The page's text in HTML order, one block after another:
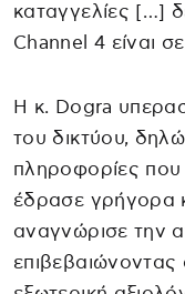
καταγγελίες […]
Channel 4 είναι
Η κ. Dogra
του δικτύου,
πληροφορίες που
έδρασε γρήγορα
αναγνώρισε την
επιβεβαιώνοντας